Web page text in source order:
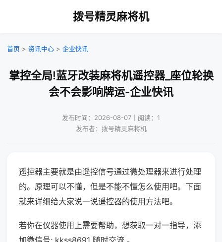
拨号精灵麻将机
首页 > 资讯中心 > 企业快讯
掌控全局!蓝牙改装麻将机遥控器_座位轮换
会不会影响牌运-企业快讯
发布时间：2026-08-07｜阅读：1
发布者：拨号精灵麻将机
遥控器主要就是由遥控信号通过微处理器来进行处理
的。原理可以不懂，但是不能不懂怎么使用吧。下面
就来详细给大家说一说遥控器的使用方法吧。
若你在仪器使用上需要帮助，想获取一对一指导，添
加微信号; kkss8691 随时交流 。